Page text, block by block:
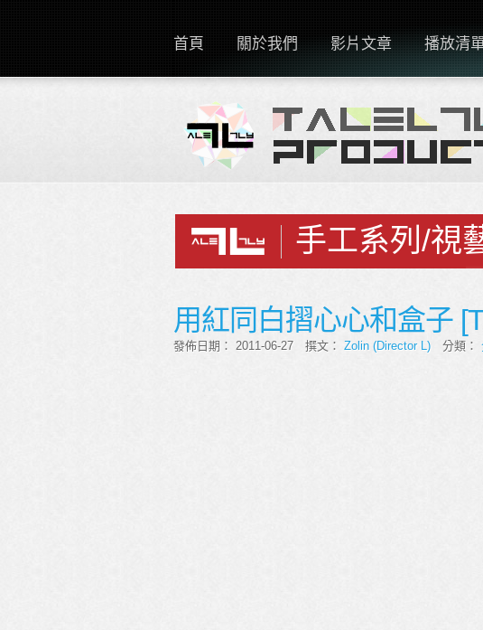
首頁 關於我們 影片文章 播放清
手工系列/視
用紅同白摺心心和盒子
發佈日期： 2011-06-27 撰文： Zolin (Director L) 分類：